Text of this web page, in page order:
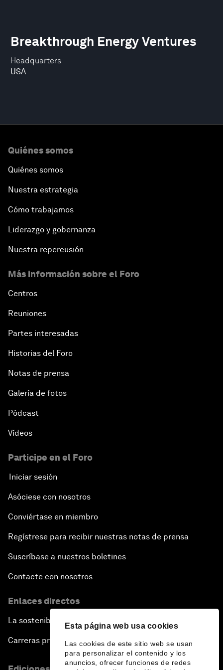
Esta página web usa cookies
Las cookies de este sitio web se usan
para personalizar el contenido y los
anuncios, ofrecer funciones de redes
Headquarters
USA
Breakthrough Energy Ventures
Quiénes somos
Quiénes somos
Nuestra estrategia
Cómo trabajamos
Liderazgo y gobernanza
Nuestra repercusión
Más información sobre el Foro
Centros
Reuniones
Partes interesadas
Historias del Foro
Notas de prensa
Galería de fotos
Pódcast
Vídeos
Participe en el Foro
Iniciar sesión
Asóciese con nosotros
Conviértase en miembro
Regístrese para recibir nuestras notas de prensa
Suscríbase a nuestros boletines
Contacte con nosotros
Enlaces directos
La sostenibilidad en el Foro
Carreras profesionales